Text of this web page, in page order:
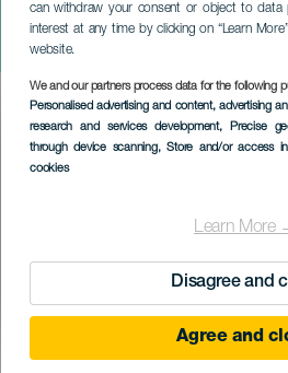
can withdraw your consent or object to data
interest at any time by clicking on “Learn
website.
We and our partners process data for the following
Personalised advertising and content, advertising
research and services development, Precise
through device scanning, Store and/or access
cookies
Learn More
Disagree and
Agree and
Ciclo
GRAN CANARIA
Imagen
Listado